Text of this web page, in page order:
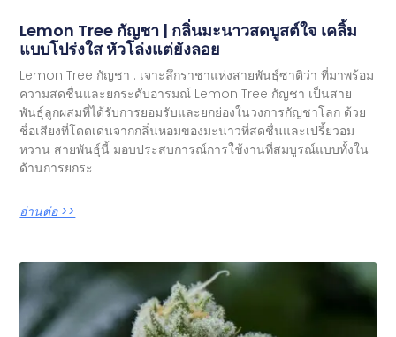
Lemon Tree กัญชา | กลิ่นมะนาวสดบูสต์ใจ เคลิ้ม
แบบโปร่งใส หัวโล่งแต่ยังลอย
Lemon Tree กัญชา : เจาะลึกราชาแห่งสายพันธุ์ซาติว่า ที่มาพร้อม
ความสดชื่นและยกระดับอารมณ์ Lemon Tree กัญชา เป็นสาย
พันธุ์ลูกผสมที่ได้รับการยอมรับและยกย่องในวงการกัญชาโลก ด้วย
ชื่อเสียงที่โดดเด่นจากกลิ่นหอมของมะนาวที่สดชื่นและเปรี้ยวอม
หวาน สายพันธุ์นี้ มอบประสบการณ์การใช้งานที่สมบูรณ์แบบทั้งใน
ด้านการยกระ
อ่านต่อ >>